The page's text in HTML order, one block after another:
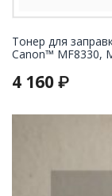
Тонер для
Canon™ MF8330,
4 160 ₽